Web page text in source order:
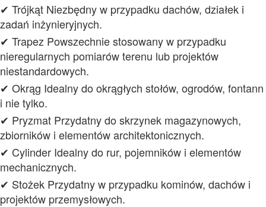
✔ Trójkąt Niezbędny w przypadku dachów, działek i
zadań inżynieryjnych.
✔ Trapez Powszechnie stosowany w przypadku
nieregularnych pomiarów terenu lub projektów
niestandardowych.
✔ Okrąg Idealny do okrągłych stołów, ogrodów, fontann
i nie tylko.
✔ Pryzmat Przydatny do skrzynek magazynowych,
zbiorników i elementów architektonicznych.
✔ Cylinder Idealny do rur, pojemników i elementów
mechanicznych.
✔ Stożek Przydatny w przypadku kominów, dachów i
projektów przemysłowych.